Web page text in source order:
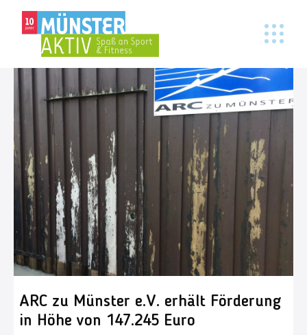
ARC zu Münster e.V. erhält Förderung
in Höhe von 147.245 Euro